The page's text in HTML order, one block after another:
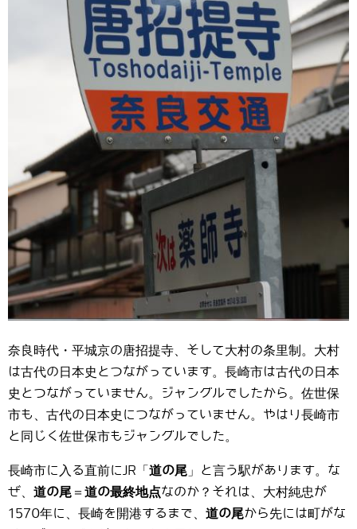
奈良時代・平城京の唐招提寺、そして大村の条里制。大村
は古代の日本史とつながっています。長崎市は古代の日本
史とつながっていません。ジャングルでしたから。佐世保
市も、古代の日本史につながっていません。やはり長崎市
と同じく佐世保市もジャングルでした。
長崎市に入る直前にJR「 道の尾 」と言う駅があります。な
ぜ、 道の尾 ＝ 道の最終地点なのか？それは、大村純忠が
1570年に、長崎を開港するまで、 道の尾から先には町がな